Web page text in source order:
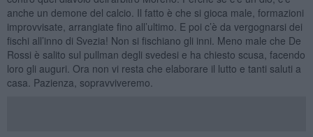
anche un demone del calcio. Il fatto è che si gioca male, formazioni
improvvisate, arrangiate fino all’ultimo. E poi c’è da vergognarsi dei
fischi all’inno di Svezia! Non si fischiano gli inni. Meno male che De
Rossi è salito sul pullman degli svedesi e ha chiesto scusa, facendo
loro gli auguri. Ora non vi resta che elaborare il lutto e tanti saluti a
casa. Pazienza, sopravviveremo.